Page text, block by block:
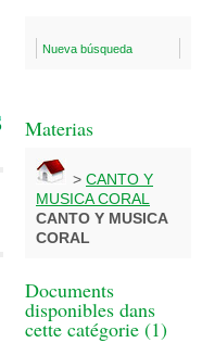
Nueva búsqueda
Materias
> CANTO Y
MUSICA CORAL
CANTO Y MUSICA
CORAL
Documents
disponibles dans
cette catégorie (1)